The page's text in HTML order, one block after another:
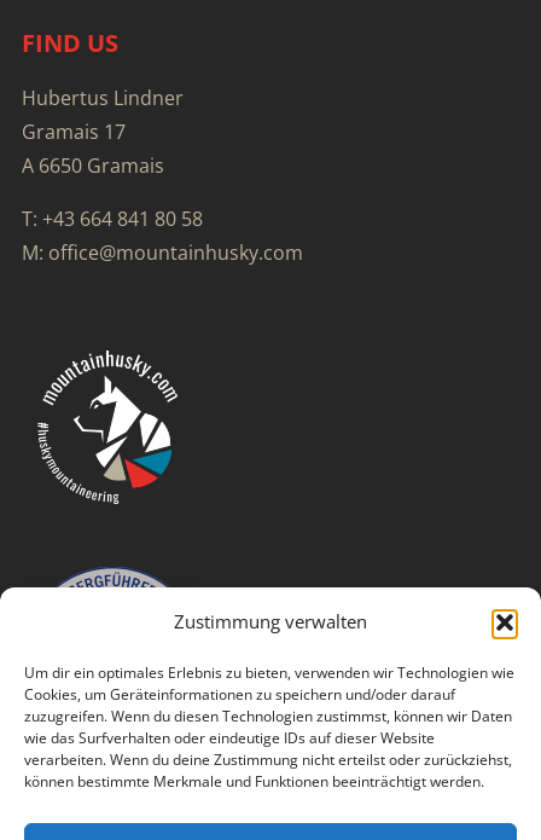
Zustimmung verwalten
Um dir ein optimales Erlebnis zu bieten, verwenden wir Technologien wie
Cookies, um Geräteinformationen zu speichern und/oder darauf
zuzugreifen. Wenn du diesen Technologien zustimmst, können wir Daten
wie das Surfverhalten oder eindeutige IDs auf dieser Website
verarbeiten. Wenn du deine Zustimmung nicht erteilst oder zurückziehst,
können bestimmte Merkmale und Funktionen beeinträchtigt werden.
FIND US
Hubertus Lindner
Gramais 17
A 6650 Gramais
T: +43 664 841 80 58
M: office@mountainhusky.com